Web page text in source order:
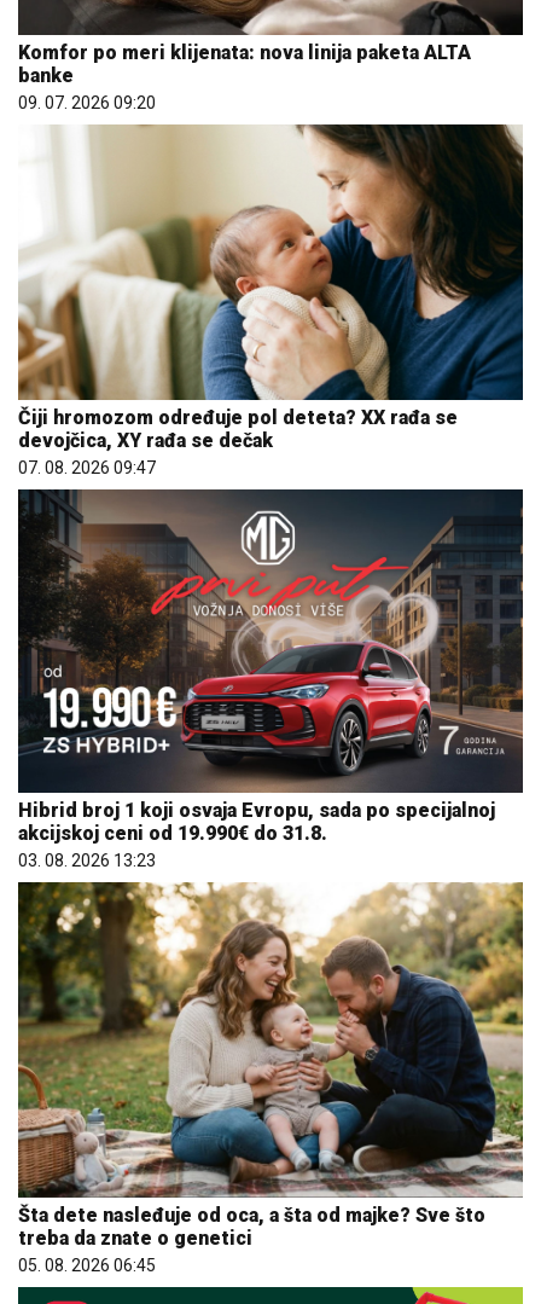
Komfor po meri klijenata: nova linija paketa ALTA
banke
09. 07. 2026 09:20
Čiji hromozom određuje pol deteta? XX rađa se
devojčica, XY rađa se dečak
07. 08. 2026 09:47
Hibrid broj 1 koji osvaja Evropu, sada po specijalnoj
akcijskoj ceni od 19.990€ do 31.8.
03. 08. 2026 13:23
Šta dete nasleđuje od oca, a šta od majke? Sve što
treba da znate o genetici
05. 08. 2026 06:45